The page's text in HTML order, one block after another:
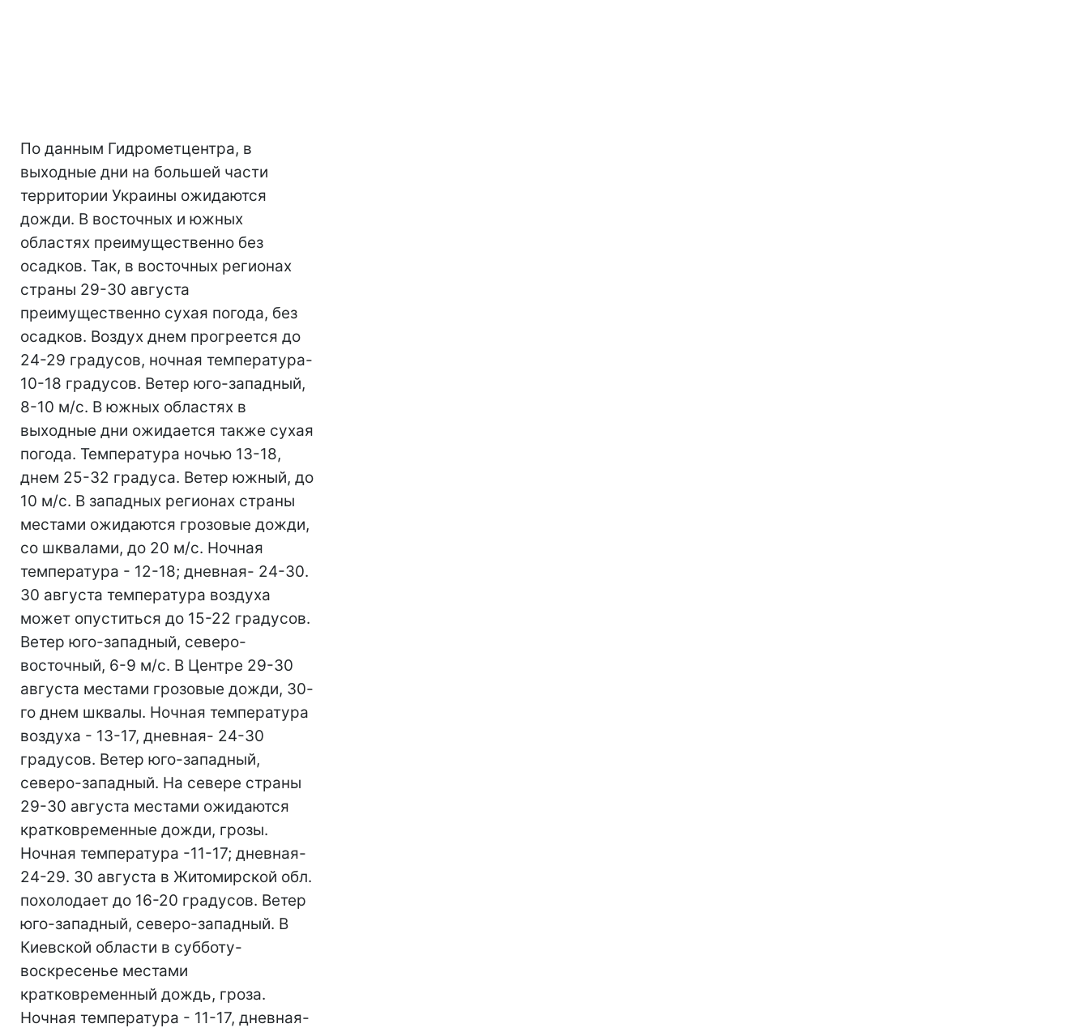
По данным Гидрометцентра, в
выходные дни на большей части
территории Украины ожидаются
дожди. В восточных и южных
областях преимущественно без
осадков. Так, в восточных регионах
страны 29-30 августа
преимущественно сухая погода, без
осадков. Воздух днем прогреется до
24-29 градусов, ночная температура-
10-18 градусов. Ветер юго-западный,
8-10 м/с. В южных областях в
выходные дни ожидается также сухая
погода. Температура ночью 13-18,
днем 25-32 градуса. Ветер южный, до
10 м/с. В западных регионах страны
местами ожидаются грозовые дожди,
со шквалами, до 20 м/с. Ночная
температура - 12-18; дневная- 24-30.
30 августа температура воздуха
может опуститься до 15-22 градусов.
Ветер юго-западный, северо-
восточный, 6-9 м/с. В Центре 29-30
августа местами грозовые дожди, 30-
го днем шквалы. Ночная температура
воздуха - 13-17, дневная- 24-30
градусов. Ветер юго-западный,
северо-западный. На севере страны
29-30 августа местами ожидаются
кратковременные дожди, грозы.
Ночная температура -11-17; дневная-
24-29. 30 августа в Житомирской обл.
похолодает до 16-20 градусов. Ветер
юго-западный, северо-западный. В
Киевской области в субботу-
воскресенье местами
кратковременный дождь, гроза.
Ночная температура - 11-17, дневная-